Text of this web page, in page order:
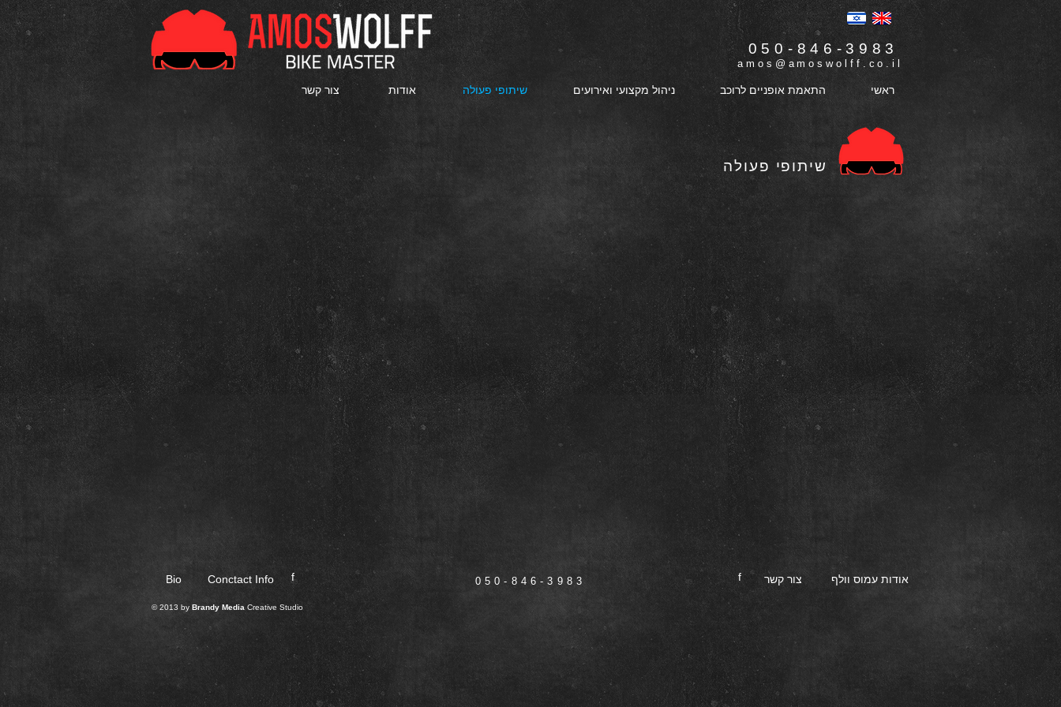
050-846-3983
amos@amoswolff.co.il
צור קשר אודות שיתופי פעולה ניהול מקצועי ואירועים התאמת אופניים לרוכב ראשי
שיתופי פעולה
Bio Conctact Info f 050-846-3983 f צור קשר אודות עמוס וולף
© 2013 by Brandy Media Creative Studio